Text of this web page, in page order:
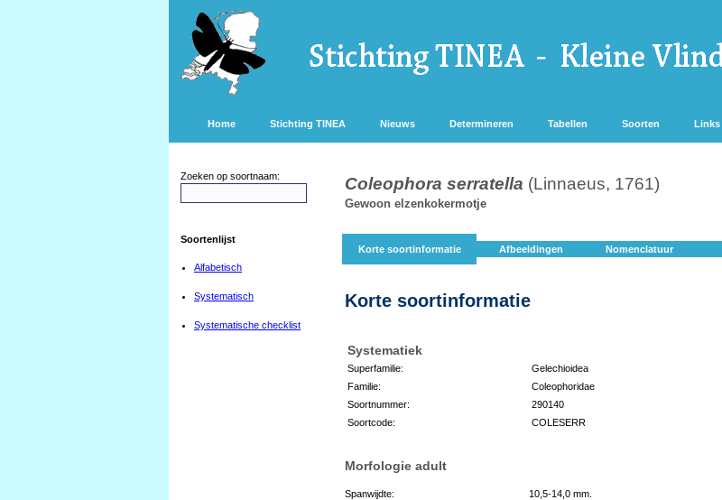
Home Stichting TINEA Nieuws Determineren Tabellen Soorten Links
Zoeken op soortnaam:
Soortenlijst
Alfabetisch
Systematisch
Systematische checklist
Coleophora serratella (Linnaeus, 1761)
Gewoon elzenkokermotje
Korte soortinformatie Afbeeldingen Nomenclatuur
Korte soortinformatie
Systematiek
Superfamilie:
Gelechioidea
Familie:
Coleophoridae
Soortnummer:
290140
Soortcode:
COLESERR
Morfologie adult
Spanwijdte:
10,5-14,0 mm.